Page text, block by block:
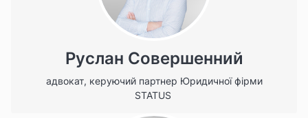
Руслан Совершенний
адвокат, керуючий партнер Юридичної фірми
STATUS